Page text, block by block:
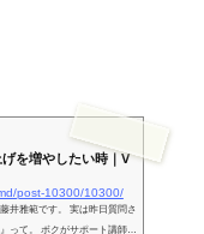
を増やしたい時｜V
post-10300/10300/
井雅範です。 実は昨日質問さ
って。 ボクがサポート講師を